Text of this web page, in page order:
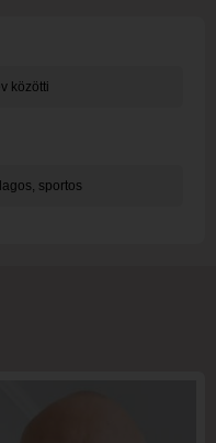
közötti
sportos